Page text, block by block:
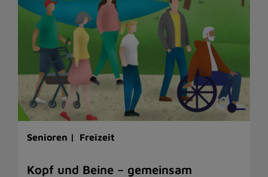
Senioren | Freizeit
Kopf und Beine – gemeinsam